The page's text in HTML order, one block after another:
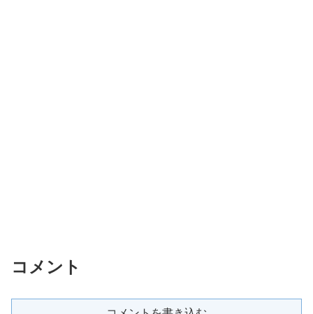
コメント